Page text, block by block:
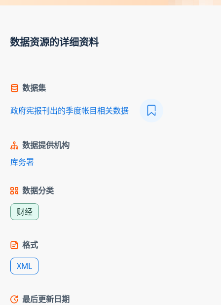
数据资源的详细资料
数据集
政府宪报刊出的季度帐目相关数据
数据提供机构
库务署
数据分类
财经
格式
XML
最后更新日期